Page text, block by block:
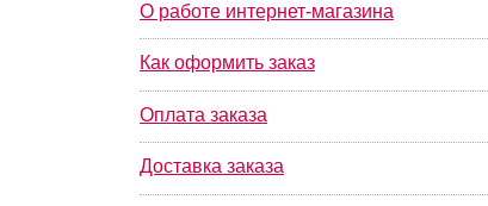
О работе интернет-магазина
Как оформить заказ
Оплата заказа
Доставка заказа